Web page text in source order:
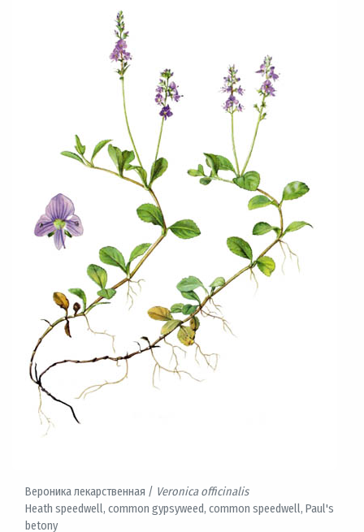
Вероника лекарственная / Veronica officinalis
Heath speedwell, common gypsyweed, common speedwell, Paul's
betony